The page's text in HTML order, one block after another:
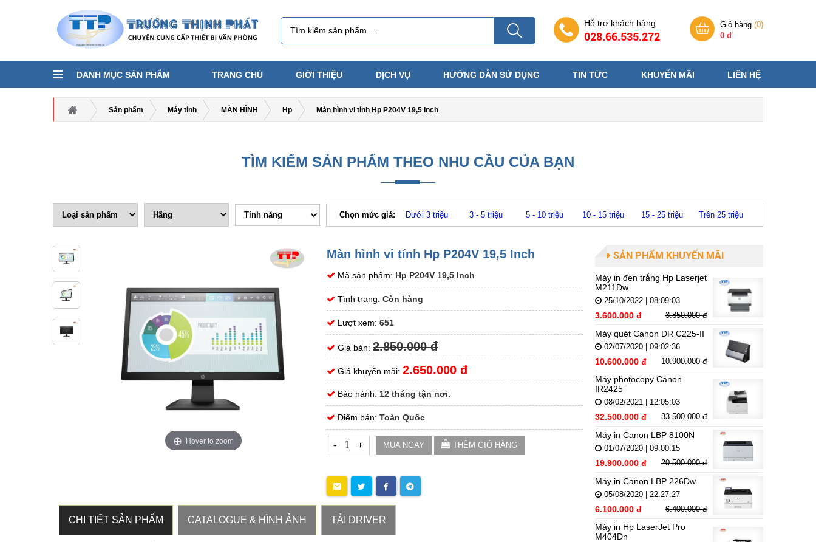
Hỗ trợ khách hàng
028.66.535.272
Giỏ hàng (0)
0 đ
DANH MỤC SẢN PHẨM TRANG CHỦ GIỚI THIỆU DỊCH VỤ HƯỚNG DẪN SỬ DỤNG TIN TỨC KHUYẾN MÃI LIÊN HỆ
Sản phẩm Máy tính MÀN HÌNH Hp Màn hình vi tính Hp P204V 19,5 Inch
TÌM KIẾM SẢN PHẨM THEO NHU CẦU CỦA BẠN
Tính năng Chọn mức giá: Dưới 3 triệu 3 - 5 triệu 5 - 10 triệu 10 - 15 triệu 15 - 25 triệu Trên 25 triệu
Hover to zoom
Màn hình vi tính Hp P204V 19,5 Inch
Mã sản phẩm: Hp P204V 19,5 Inch
Tình trạng:Còn hàng
Lượt xem:651
Giá bán:2.850.000 đ
Giá khuyến mãi:2.650.000 đ
Bảo hành: 12 tháng tận nơi.
Điểm bán:Toàn Quốc
- + MUA NGAY THÊM GIỎ HÀNG
CHI TIẾT SẢN PHẨM CATALOGUE & HÌNH ẢNH TẢI DRIVER
SẢN PHẨM KHUYẾN MÃI
Máy in đen trắng Hp Laserjet
M211Dw
25/10/2022 | 08:09:03
3.600.000 đ 3.850.000 đ
Máy quét Canon DR C225-II
02/07/2020 | 09:02:36
10.600.000 đ 10.900.000 đ
Máy photocopy Canon
IR2425
08/02/2021 | 12:05:03
32.500.000 đ 33.500.000 đ
Máy in Canon LBP 8100N
01/07/2020 | 09:00:15
19.900.000 đ 20.500.000 đ
Máy in Canon LBP 226Dw
05/08/2020 | 22:27:27
6.100.000 đ 6.400.000 đ
Máy in Hp LaserJet Pro
M404Dn